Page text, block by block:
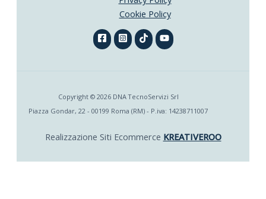
Cookie Policy
Copyright © 2026 DNA TecnoServizi Srl
Piazza Gondar, 22 - 00199 Roma (RM) - P.iva: 14238711007
Realizzazione Siti Ecommerce KREATIVEROO